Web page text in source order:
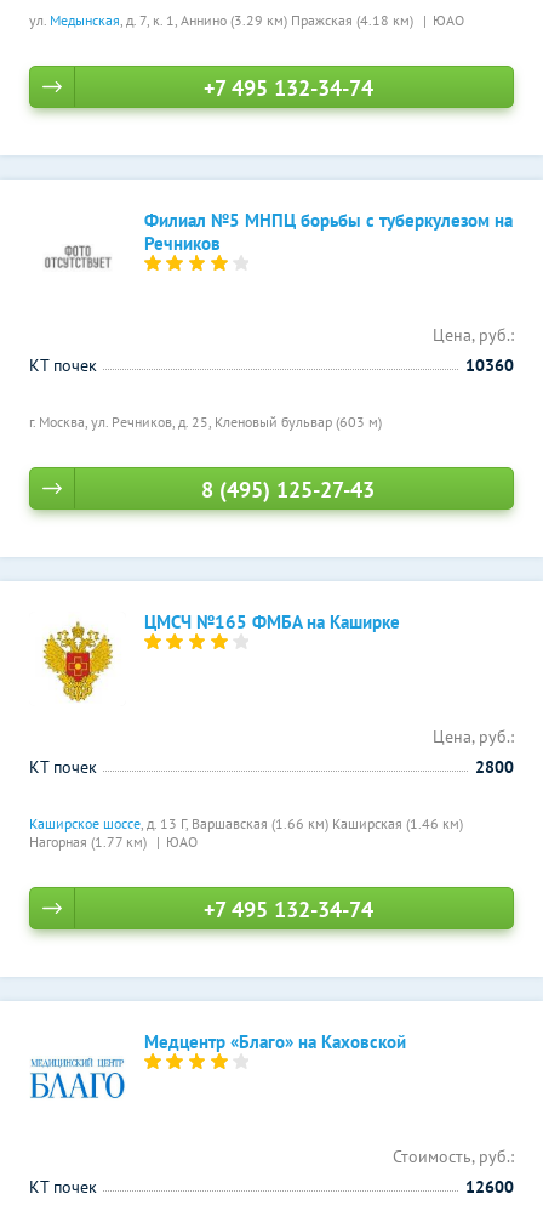
ул. Медынская, д. 7, к. 1, Аннино (3.29 км) Пражская (4.18 км) ЮАО
+7 495 132-34-74
Филиал №5 МНПЦ борьбы с туберкулезом на
Речников
г. Москва, ул. Речников, д. 25, Кленовый бульвар (603 м)
Цена, руб.:
КТ почек
10360
8 (495) 125-27-43
ЦМСЧ №165 ФМБА на Каширке
Каширское шоссе, д. 13 Г, Варшавская (1.66 км) Каширская (1.46 км)
Нагорная (1.77 км)
ЮАО
Цена, руб.:
КТ почек
2800
+7 495 132-34-74
Медцентр «Благо» на Каховской
Стоимость, руб.:
КТ почек
12600